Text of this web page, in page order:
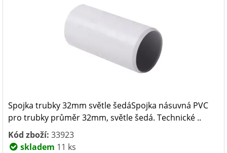
Spojka trubky 32mm světle šedáSpojka násuvná PVC
pro trubky průměr 32mm, světle šedá. Technické ..
Kód zboží: 33923
skladem 11 ks